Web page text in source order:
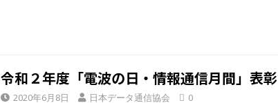
令和２年度「電波の日・情報通信月間」表彰
2020年6月8日 日本データ通信協会 0